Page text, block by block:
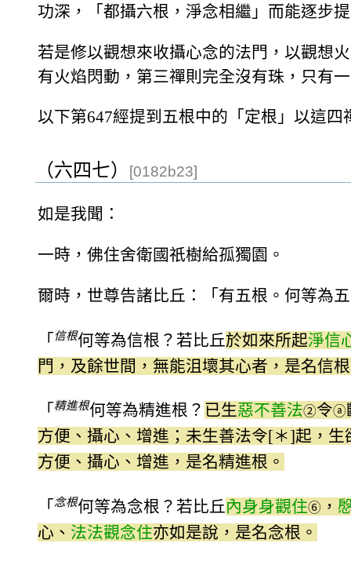
功深，「都攝六根，淨念相繼」而能逐步
若是修以觀想來收攝心念的法門，以觀想
有火焰閃動，第三禪則完全沒有珠，只有
以下第647經提到五根中的「定根」以這四
（六四七） [0182b23]
如是我聞：
一時，佛住舍衛國祇樹給孤獨園。
爾時，世尊告諸比丘：「有五根。何等為
「信根何等為信根？若比丘於如來所起淨信
門，及餘世間，無能沮壞其心者，是名信
「 精進根何等為精進根？ 已生惡不善法②令ⓐ
方便、攝心、增進；未生善法令[＊]起，
方便、攝心、增進，是名精進根。
「 念根何等為念根？若比丘內身身觀住⑥ ，
心、 法法觀念住亦如是說，是名念根。